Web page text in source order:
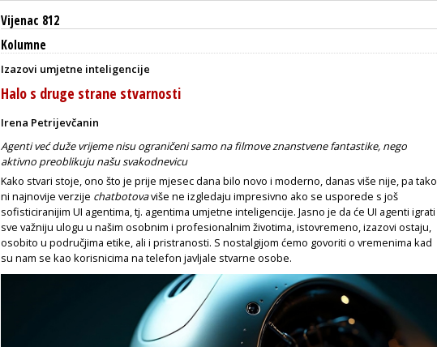
Vijenac 812
Kolumne
Izazovi umjetne inteligencije
Halo s druge strane stvarnosti
Irena Petrijevčanin
Agenti već duže vrijeme nisu ograničeni samo na filmove znanstvene fantastike, nego
aktivno preoblikuju našu svakodnevicu
Kako stvari stoje, ono što je prije mjesec dana bilo novo i moderno, danas više nije, pa tako
ni najnovije verzije chatbotovaviše ne izgledaju impresivno ako se usporede s još
sofisticiranijim UI agentima, tj. agentima umjetne inteligencije. Jasno je da će UI agenti igrati
sve važniju ulogu u našim osobnim i profesionalnim životima, istovremeno, izazovi ostaju,
osobito u područjima etike, ali i pristranosti. S nostalgijom ćemo govoriti o vremenima kad
su nam se kao korisnicima na telefon javljale stvarne osobe.